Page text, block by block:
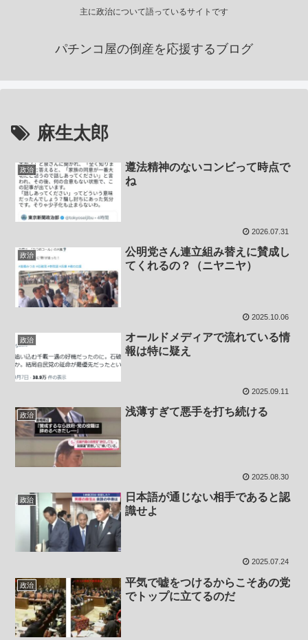
主に政治について語っているサイトです
パチンコ屋の倒産を応援するブログ
麻生太郎
政治
遵法精神のないコンビって時点で
ね
2026.07.31
政治
公明党さん連立組み替えに賛成し
てくれるの？（ニヤニヤ）
2025.10.06
政治
オールドメディアで流れている情
報は特に疑え
2025.09.11
政治 浅薄すぎて悪手を打ち続ける
2025.08.30
政治
日本語が通じない相手であると認
識せよ
2025.07.24
政治
平気で嘘をつけるからこそあの党
でトップに立てるのだ